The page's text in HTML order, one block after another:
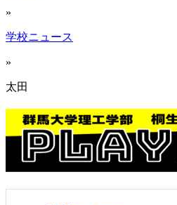
»
学校ニュース
»
太田